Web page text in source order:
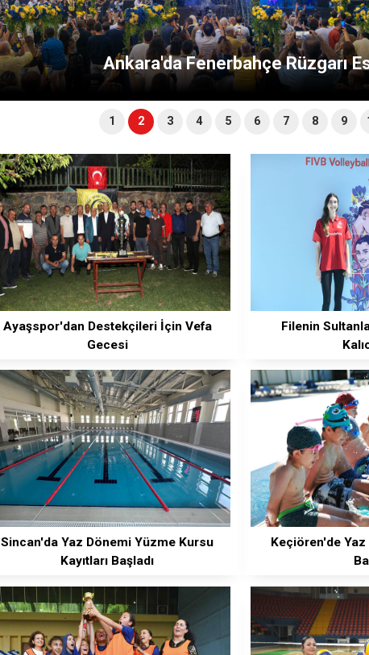
Mamak Belediyesi Yaz Spor Okulu
1 2 3 4 5 6 7 8 9
Ayaşspor'dan Destekçileri İçin Vefa
Gecesi
Filenin
Sincan'da Yaz Dönemi Yüzme Kursu
Kayıtları Başladı
Keçiören'de Yaz